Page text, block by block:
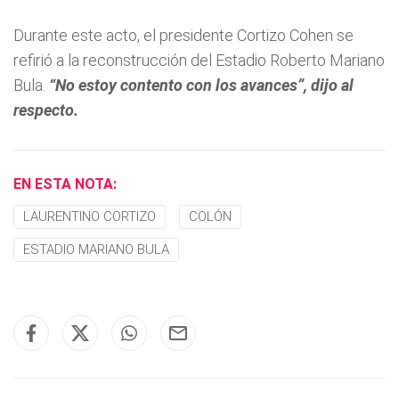
Durante este acto, el presidente Cortizo Cohen se
refirió a la reconstrucción del Estadio Roberto Mariano
Bula. “No estoy contento con los avances”, dijo al
respecto.
EN ESTA NOTA:
LAURENTINO CORTIZO COLÓN
ESTADIO MARIANO BULA